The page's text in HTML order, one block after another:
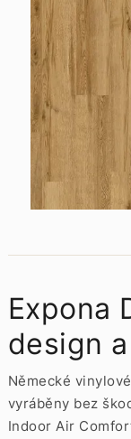
Expona
design
Německé
vyráběny bez
Indoor Air